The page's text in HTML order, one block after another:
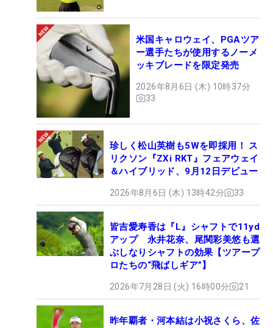
米国キャロウェイ、PGAツア
ー選手たちが使用するノーメ
ッキブレードを限定発売
2026年8月6日 (木) 10時37分
33
珍しく松山英樹も5Wを即採用！ ス
リクソン『ZXi RKT』フェアウェイ
＆ハイブリッド、9月12日デビュー
2026年8月6日 (木) 13時42分 33
皆吉愛寿香は『L』シャフトで11yd
アップ 永井花奈、尾関彩美悠も選
ぶしなりシャフトの効果【ツアープ
ロたちの“飛ばしギア”】
2026年7月28日 (火) 16時00分 21
昨年覇者・河本結は小祝さくら、佐